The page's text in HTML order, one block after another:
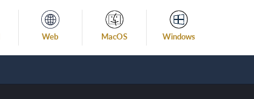
Web MacOS Windows